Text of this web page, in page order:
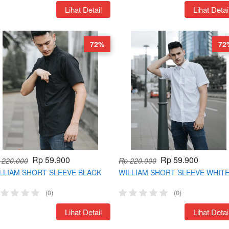
`Lihat Detail `Lihat
Rp 59.900
SHORT SLEEVE BLACK
(0)
`Lihat Detail
72%
Rp 220.000 Rp 59.900
WILLIAM SHORT SLEEVE WHITE
(0)
`Lihat